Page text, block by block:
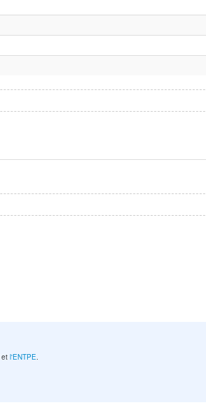
etl'ENTPE.